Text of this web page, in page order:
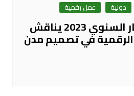
دولية عمل رقمية
ملتقى الاستثمار السنوي 2023 يناقش
الرقمية في تصميم مدن